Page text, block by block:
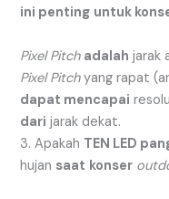
ini penting untuk
Pixel Pitch adalah jarak
Pixel Pitchyang rapat
dapat mencapai
dari jarak dekat.
3. Apakah TEN LED
hujan saat konser